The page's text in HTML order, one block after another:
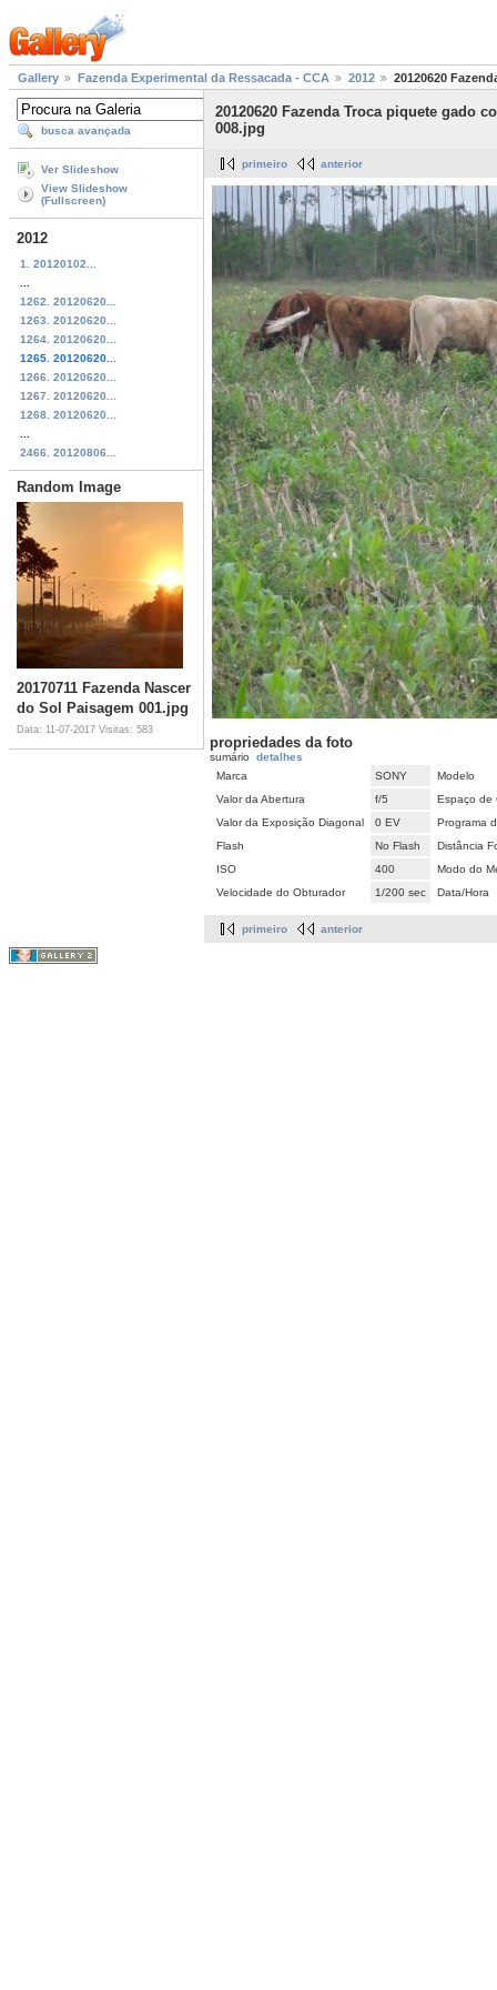
Gallery Fazenda Experimental da Ressacada - CCA 2012 20120620
busca avançada
Ver Slideshow
View Slideshow
(Fullscreen)
2012
1. 20120102...
1262. 20120620...
1263. 20120620...
1264. 20120620...
1265. 20120620...
1266. 20120620...
1267. 20120620...
1268. 20120620...
2466. 20120806...
Random Image
20170711 Fazenda Nascer
do Sol Paisagem 001.jpg
Data: 11-07-2017 Visitas: 583
20120620 Fazenda Troca piquete gado
008.jpg
primeiro anterior
propriedades da foto
sumário detalhes
Marca
SONY
Modelo
Valor da Abertura
f/5
Espaço de
Valor da Exposição Diagonal
0 EV
Programa
Flash
No Flash
Distância
ISO
400
Modo do
Velocidade do Obturador
1/200 sec Data/Hora
primeiro anterior